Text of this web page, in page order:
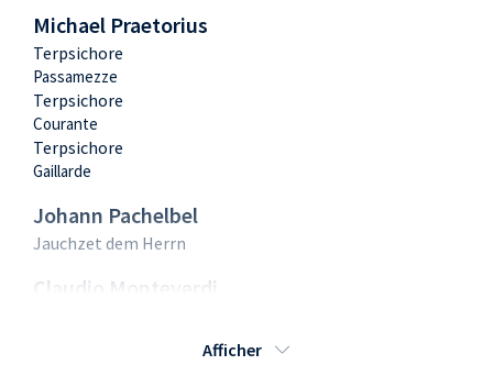
Michael Praetorius
Terpsichore
Passamezze
Terpsichore
Courante
Terpsichore
Gaillarde
Johann Pachelbel
Jauchzet dem Herrn
Claudio Monteverdi
Afficher